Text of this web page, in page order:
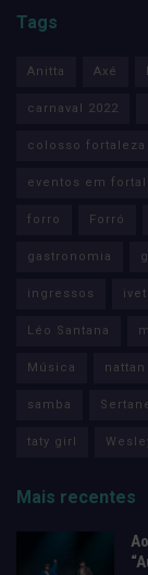
Tags
Anitta Axé
carnaval 2022
colosso fortaleza
eventos em
forro Forró
gastronomia
ingressos
Léo Santana
Música nattan
samba
taty girl
Mais recentes